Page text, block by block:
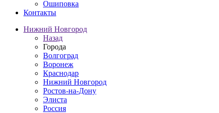
Ошиповка
Контакты
Нижний Новгород
Назад
Города
Волгоград
Воронеж
Краснодар
Нижний Новгород
Ростов-на-Дону
Элиста
Россия